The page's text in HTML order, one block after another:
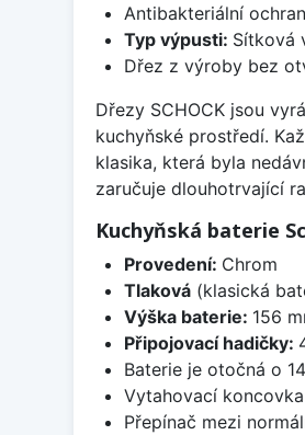
Antibakteriální
Typ výpusti: Sítková
Dřez z výroby bez
Dřezy SCHOCK jsou
kuchyňské prostředí.
klasika, která byla
zaručuje dlouhotrvající
Kuchyňská baterie
Provedení: Chrom
Tlaková(klasická
Výška baterie: 156
Připojovací hadičky:
Baterie je otočná o
Vytahovací koncovka
Přepínač mezi